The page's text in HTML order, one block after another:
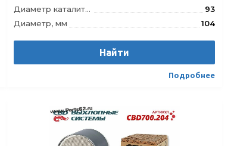
Диаметр каталитического блока, мм
93
Диаметр, мм
104
Модель
104.100.600E5-B
4610121392906
Найти
Подробнее